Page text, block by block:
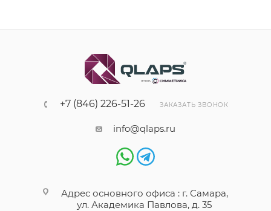
+7 (846) 226-51-26 ЗАКАЗАТЬ ЗВОНОК
info@qlaps.ru
Адрес основного офиса : г. Самара,
ул. Академика Павлова, д. 35